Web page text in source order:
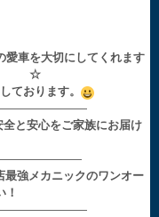
車を大切にしてくれます
☆
ております。
と安心をご家族にお届け
強メカニックのワンオー
！